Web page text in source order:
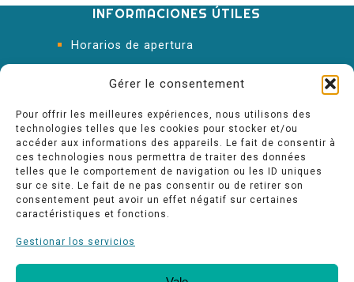
Gérer le consentement
Pour offrir les meilleures expériences, nous utilisons des
technologies telles que les cookies pour stocker et/ou
accéder aux informations des appareils. Le fait de consentir à
ces technologies nous permettra de traiter des données
telles que le comportement de navigation ou les ID uniques
sur ce site. Le fait de ne pas consentir ou de retirer son
consentement peut avoir un effet négatif sur certaines
caractéristiques et fonctions.
Gestionar los servicios
INFORMACIONES ÚTILES
Horarios de apertura
Oficina de Turismo